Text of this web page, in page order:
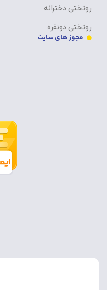
روتختی دخترانه
روتختی دونفره
مجوز های سایت